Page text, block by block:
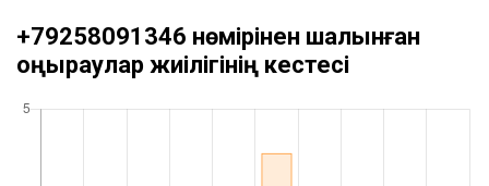
+79258091346 нөмірінен шалынған
қоңыраулар жиілігінің кестесі